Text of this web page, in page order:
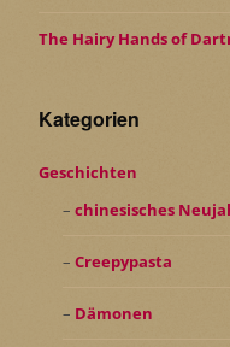
The Hairy Hands of
Kategorien
Geschichten
chinesisches
Creepypasta
Dämonen